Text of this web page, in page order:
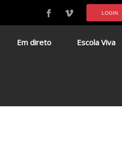
LOGIN
Em direto Escola Viva